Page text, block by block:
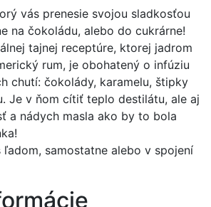
vás prenesie svojou sladkosťou
na čokoládu, alebo do cukrárne!
tajnej receptúre, ktorej jadrom
rum, je obohatený o infúziu
chutí: čokolády, karamelu, štipky
Je v ňom cítiť teplo destilátu, ale aj
a nádych masla ako by to bola
samostatne alebo v spojení